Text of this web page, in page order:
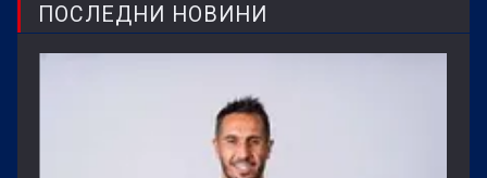
ПОСЛЕДНИ НОВИНИ